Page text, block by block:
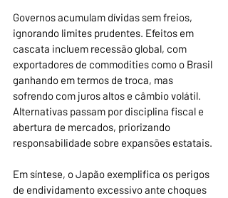
Governos acumulam dívidas sem freios,
ignorando limites prudentes. Efeitos em
cascata incluem recessão global, com
exportadores de commodities como o Brasil
ganhando em termos de troca, mas
sofrendo com juros altos e câmbio volátil.
Alternativas passam por disciplina fiscal e
abertura de mercados, priorizando
responsabilidade sobre expansões estatais.
Em síntese, o Japão exemplifica os perigos
de endividamento excessivo ante choques